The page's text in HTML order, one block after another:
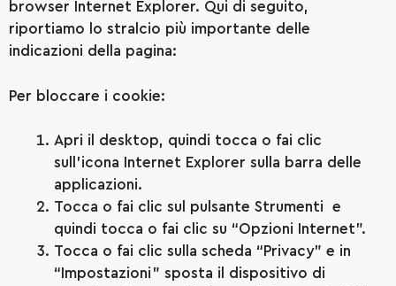
browser Internet Explorer. Qui di seguito,
riportiamo lo stralcio più importante delle
indicazioni della pagina:
Per bloccare i cookie:
Apri il desktop, quindi tocca o fai clic
sull’icona Internet Explorer sulla barra delle
applicazioni.
Tocca o fai clic sul pulsante Strumenti e
quindi tocca o fai clic su “Opzioni Internet”.
Tocca o fai clic sulla scheda “Privacy” e in
“Impostazioni” sposta il dispositivo di